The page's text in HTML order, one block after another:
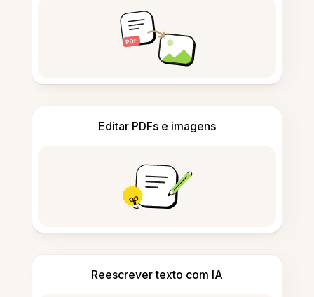
Editar PDFs e imagens
Reescrever texto com IA